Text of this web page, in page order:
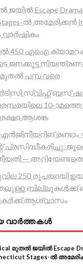
ജയിൽ Escape
ൽ അമേരിക്കൻ
വാർഷികം
450 എഐ
ജനക്കൂട്ട
പമ്പ വരെ
സ്വിഫ്റ്റ് ബസ്
10-
ആശങ്ക
എൻജിനീയറിങ് രണ്ടാം
പ്രസിദ്ധീകരിച്ചു;
—
250 രൂപയായി
ബില്ലുകൾക്ക്
ആശ്വാസം
വാർത്തകൾ
മുതൽ ജയിൽ Escape
Stages-ൽ